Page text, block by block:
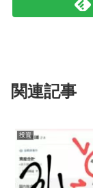
関連記事
投資